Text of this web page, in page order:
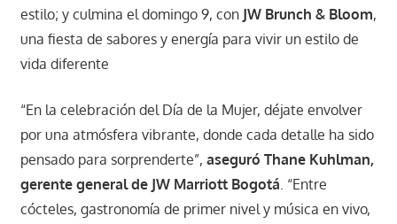
estilo; y culmina el domingo 9, con JW Brunch & Bloom,
una fiesta de sabores y energía para vivir un estilo de
vida diferente
“En la celebración del Día de la Mujer, déjate envolver
por una atmósfera vibrante, donde cada detalle ha sido
pensado para sorprenderte”, aseguró Thane Kuhlman,
gerente general de JW Marriott Bogotá. “Entre
cócteles, gastronomía de primer nivel y música en vivo,